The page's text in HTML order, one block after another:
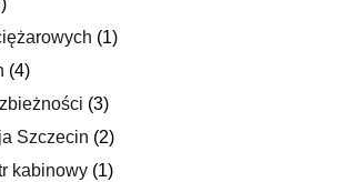
(1)
(4)
(3)
Szczecin (2)
kabinowy (1)